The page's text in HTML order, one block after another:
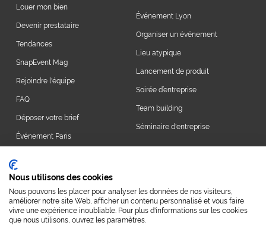
Louer mon bien
Devenir prestataire
Tendances
SnapEvent Mag
Rejoindre l'équipe
FAQ
Déposer votre brief
Événement Paris
Événement Lyon
Organiser un événement
Lieu atypique
Lancement de produit
Soirée d’entreprise
Team building
Séminaire d'entreprise
Nous contacter
2026 SNAPEVENT
Qui sommes-nous ?
Nous utilisons des cookies
Nous pouvons les placer pour analyser les données de nos visiteurs,
améliorer notre site Web, afficher un contenu personnalisé et vous faire
vivre une expérience inoubliable. Pour plus d'informations sur les cookies
que nous utilisons, ouvrez les paramètres.